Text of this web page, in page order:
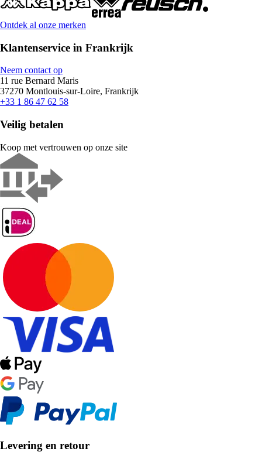
Ontdek al onze merken
Klantenservice in Frankrijk
Neem contact op
11 rue Bernard Maris
37270 Montlouis-sur-Loire, Frankrijk
+33 1 86 47 62 58
Veilig betalen
Koop met vertrouwen op onze site
Levering en retour